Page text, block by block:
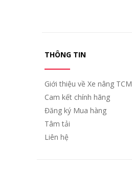
THÔNG TIN
Giới thiệu về Xe nâng TCM
Cam kết chính hãng
Đăng ký Mua hàng
Tâm tải
Liên hệ